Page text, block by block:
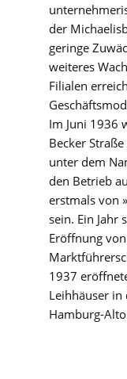
der
geringe
weiteres
Filialen
Im Juni 1936
Becker
unter dem
den Betrieb
erstmals von
sein. Ein Jahr
Eröffnung
1937
Leihhäuser
Hamburg-